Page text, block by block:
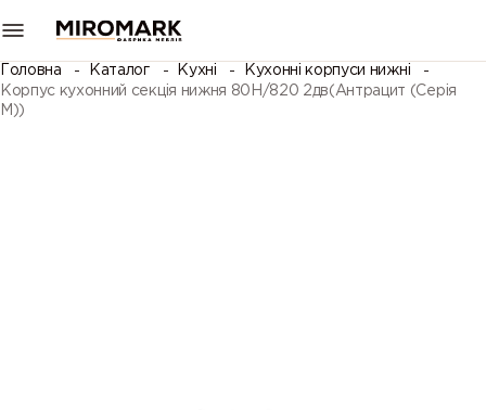
Головна Каталог Кухні
Кухонні корпуси нижні
Корпус кухонний секція нижня 80Н/820 2дв(Антрацит (Серія
М))